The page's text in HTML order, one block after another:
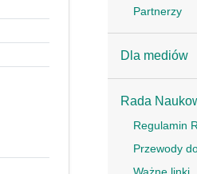
Partnerzy
Dla mediów
Rada
Regulamin
Przewody